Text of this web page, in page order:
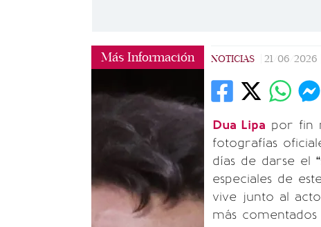
Más Información NOTICIAS 21/06/2026
Dua Lipa por fin
fotografías
días de darse el
especiales de
vive junto al
más